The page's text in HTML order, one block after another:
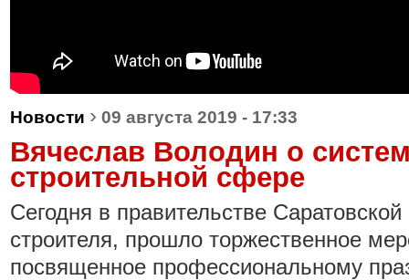
Новости › 09 августа 2019 - 17:33
Вячеслав Володин о
строительной сфере
Сегодня в правительстве
строителя, прошло торжественное
посвященное профессиональному